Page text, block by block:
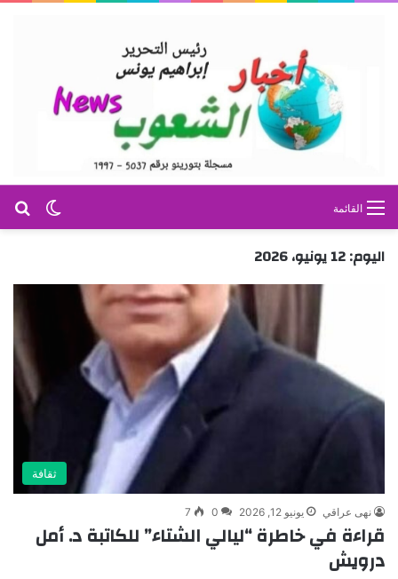
الوضع القائمة
اليوم:12 يونيو، 2026
ثقافة
نهى عراقي يونيو 12, 2026 0
7
قراءة في خاطرة “ليالي الشتاء” للكاتبة د. أمل
درويش